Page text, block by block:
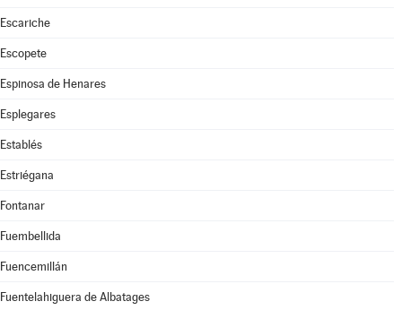
Escariche
Escopete
Espinosa de Henares
Esplegares
Establés
Estriégana
Fontanar
Fuembellida
Fuencemillán
Fuentelahiguera de Albatages